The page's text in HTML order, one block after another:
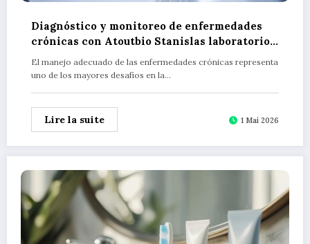
Diagnóstico y monitoreo de enfermedades
crónicas con Atoutbio Stanislas laboratorio
de biología médica: servicios e información
El manejo adecuado de las enfermedades crónicas representa
uno de los mayores desafíos en la…
Lire la suite 1 Mai 2026